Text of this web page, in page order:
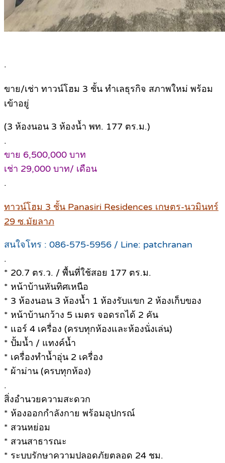
.
ขาย/เช่า ทาวน์โฮม 3 ชั้น ทำเลธุรกิจ สภาพใหม่ พร้อม
เข้าอยู่
(3 ห้องนอน 3 ห้องน้ำ พท. 177 ตร.ม.)
.
ขาย 6,500,000 บาท
เช่า 29,000 บาท/ เดือน
.
ทาวน์โฮม 3 ชั้น Panasiri Residences เกษตร-นวมินทร์
29 ซ.มัยลาภ
สนใจโทร : 086-575-5956 / Line: patchranan
.
* 20.7 ตร.ว. / พื้นที่ใช้สอย 177 ตร.ม.
* หน้าบ้านหันทิศเหนือ
* 3 ห้องนอน 3 ห้องน้ำ 1 ห้องรับแขก 2 ห้องเก็บของ
* หน้าบ้านกว้าง 5 เมตร จอดรถได้ 2 คัน
* แอร์ 4 เครื่อง (ครบทุกห้องและห้องนั่งเล่น)
* ปั้มน้ำ / แทงค์น้ำ
* เครื่องทำน้ำอุ่น 2 เครื่อง
* ผ้าม่าน (ครบทุกห้อง)
.
สิ่งอำนวยความสะดวก
* ห้องออกกำลังกาย พร้อมอุปกรณ์
* สวนหย่อม
* สวนสาธารณะ
* ระบบรักษาความปลอดภัยตลอด 24 ชม.